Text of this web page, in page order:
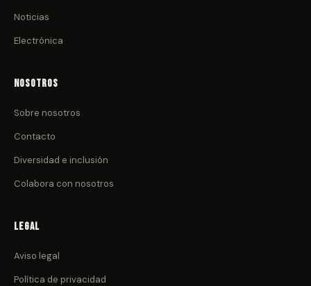
Noticias
Electrónica
Nosotros
Sobre nosotros
Contacto
Diversidad e inclusión
Colabora con nosotros
Legal
Aviso legal
Política de privacidad